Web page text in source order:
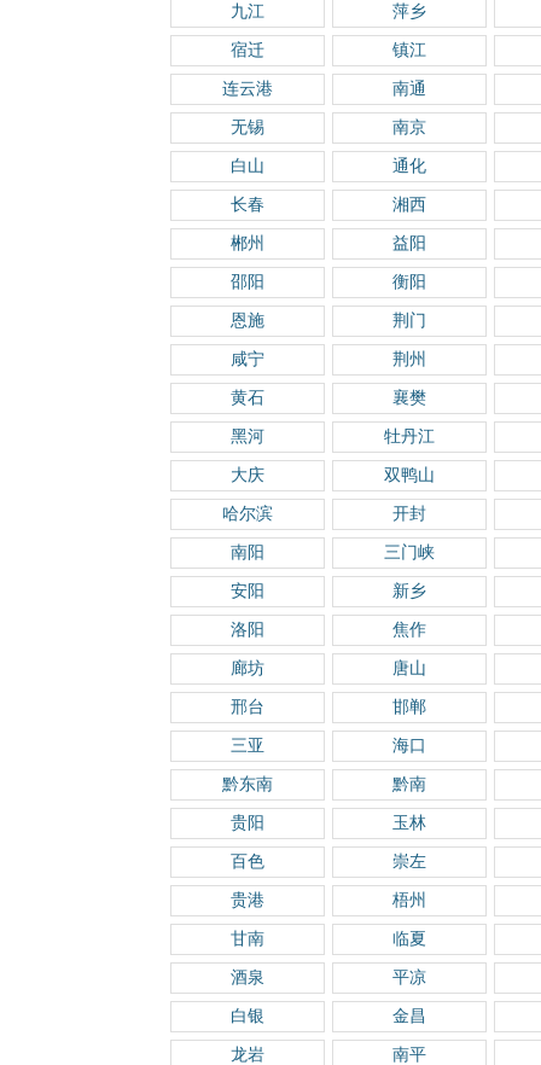
九江 萍乡
宿迁 镇江
连云港 南通
无锡 南京
白山 通化
长春 湘西
郴州 益阳
邵阳 衡阳
恩施 荆门
咸宁 荆州
黄石 襄樊
黑河 牡丹江
大庆 双鸭山
哈尔滨 开封
南阳 三门峡
安阳 新乡
洛阳 焦作
廊坊 唐山
邢台 邯郸
三亚 海口
黔东南 黔南
贵阳 玉林
百色 崇左
贵港 梧州
甘南 临夏
酒泉 平凉
白银 金昌
龙岩 南平